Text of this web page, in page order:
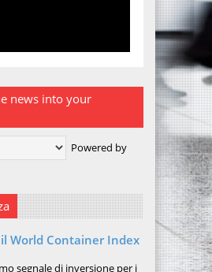
news into your
Powered by
World Container Index
segnale di inversione per i